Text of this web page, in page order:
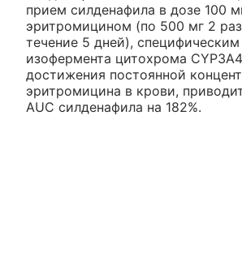
прием силденафила в дозе 100
эритромицином (по 500 мг 2
течение 5 дней),
изофермента цитохрома
достижения постоянной
эритромицина в крови,
AUC силденафила на 182%.